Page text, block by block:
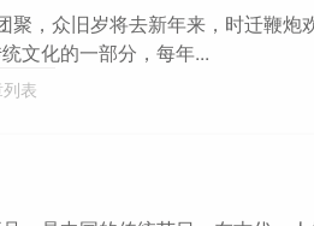
聚，众旧岁将去新年来，时迁鞭炮
文化的一部分，每年...
表